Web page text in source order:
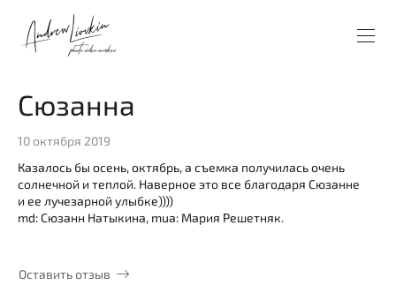
Сюзанна
10 октября 2019
Казалось бы осень, октябрь, а съемка получилась очень
солнечной и теплой. Наверное это все благодаря Сюзанне
и ее лучезарной улыбке))))
md: Сюзанн Натыкина, mua: Мария Решетняк.
Оставить отзыв